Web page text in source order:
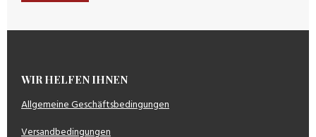
WIR HELFEN IHNEN
Allgemeine Geschäftsbedingungen
Versandbedingungen